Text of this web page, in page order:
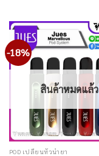
-18%
สินค้าหมดแล้ว
POD เปลี่ยนหัวน้ำยา